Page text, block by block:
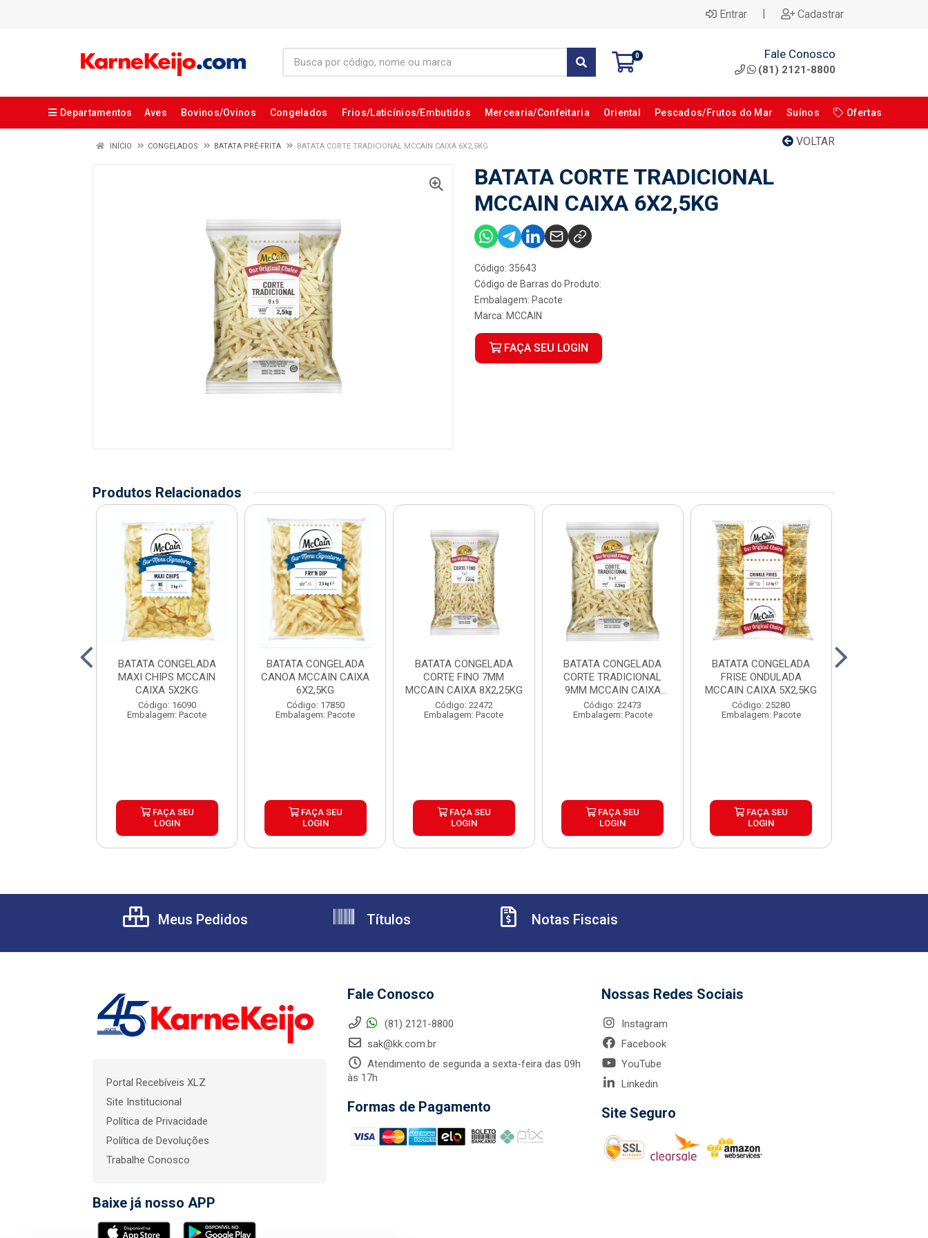
Entrar | Cadastrar
0 Fale Conosco
(81) 2121-8800
Departamentos Aves Bovinos/Ovinos Congelados Frios/Laticínios/Embutidos Mercearia/Confeitaria Oriental Pescados/Frutos do Mar Suínos Ofertas
VOLTAR
INÍCIO CONGELADOS BATATA PRÉ-FRITA BATATA CORTE TRADICIONAL MCCAIN CAIXA 6X2,5KG
BATATA CORTE TRADICIONAL
MCCAIN CAIXA 6X2,5KG
Código: 35643
Código de Barras do Produto:
Embalagem: Pacote
Marca: MCCAIN
FAÇA SEU LOGIN
Produtos Relacionados
BATATA CONGELADA
MAXI CHIPS MCCAIN
CAIXA 5X2KG
Código: 16090
Embalagem: Pacote
FAÇA SEU
LOGIN
BATATA CONGELADA
CANOA MCCAIN CAIXA
6X2,5KG
Código: 17850
Embalagem: Pacote
FAÇA SEU
LOGIN
BATATA CONGELADA
CORTE FINO 7MM
MCCAIN CAIXA 8X2,25KG
Código: 22472
Embalagem: Pacote
FAÇA SEU
LOGIN
BATATA CONGELADA
CORTE TRADICIONAL
9MM MCCAIN CAIXA
6X2,5KG
Código: 22473
Embalagem: Pacote
FAÇA SEU
LOGIN
BATATA CONGELADA
FRISE ONDULADA
MCCAIN CAIXA 5X2,5KG
Código: 25280
Embalagem: Pacote
FAÇA SEU
LOGIN
Meus Pedidos Títulos Notas Fiscais
Portal Recebíveis XLZ
Site Institucional
Política de Privacidade
Política de Devoluções
Trabalhe Conosco
Baixe já nosso APP
Fale Conosco
(81) 2121-8800
sak@kk.com.br
Atendimento de segunda a sexta-feira das 09h
às 17h
Formas de Pagamento
Nossas Redes Sociais
Instagram
Facebook
YouTube
Linkedin
Site Seguro